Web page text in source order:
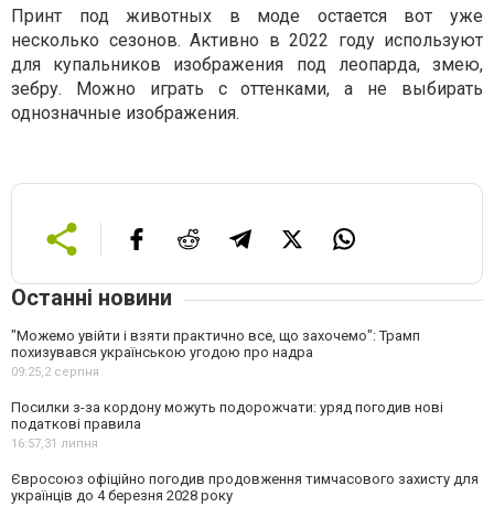
Принт под животных в моде остается вот уже
несколько сезонов. Активно в 2022 году используют
для купальников изображения под леопарда, змею,
зебру. Можно играть с оттенками, а не выбирать
однозначные изображения.
Останні новини
"Можемо увійти і взяти практично все, що захочемо": Трамп
похизувався українською угодою про надра
09:25,2 серпня
Посилки з-за кордону можуть подорожчати: уряд погодив нові
податкові правила
16:57,31 липня
Євросоюз офіційно погодив продовження тимчасового захисту для
українців до 4 березня 2028 року